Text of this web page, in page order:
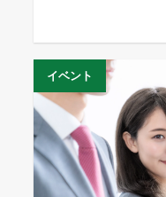
イベント